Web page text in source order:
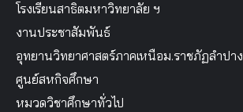
โรงเรียนสาธิตมหาวิทยาลัย ฯ
งานประชาสัมพันธ์
อุทยานวิทยาศาสตร์ภาคเหนือม.ราชภัฏลำปาง
ศูนย์สหกิจศึกษา
หมวดวิชาศึกษาทั่วไป